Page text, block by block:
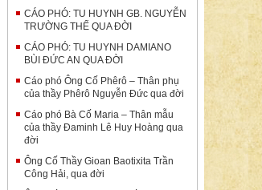
CÁO PHÓ: TU HUYNH GB. NGUYỄN
TRƯỜNG THẾ QUA ĐỜI
CÁO PHÓ: TU HUYNH DAMIANO
BÙI ĐỨC AN QUA ĐỜI
Cáo phó Ông Cố Phêrô – Thân phụ
của thầy Phêrô Nguyễn Đức qua đời
Cáo phó Bà Cố Maria – Thân mẫu
của thầy Đaminh Lê Huy Hoàng qua
đời
Ông Cố Thầy Gioan Baotixita Trần
Công Hải, qua đời